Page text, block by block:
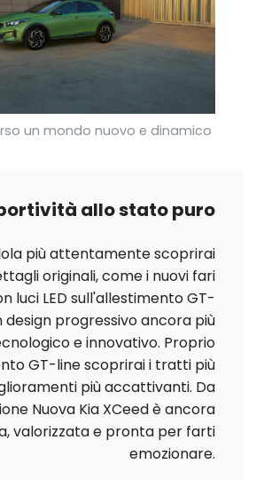
un mondo nuovo e dinamico
allo stato puro
più attentamente scoprirai
originali, come i nuovi fari
luci LED sull'allestimento GT-
design progressivo ancora più
e innovativo. Proprio
GT-line scoprirai i tratti più
più accattivanti. Da
Nuova Kia XCeed è ancora
valorizzata e pronta per farti
emozionare.